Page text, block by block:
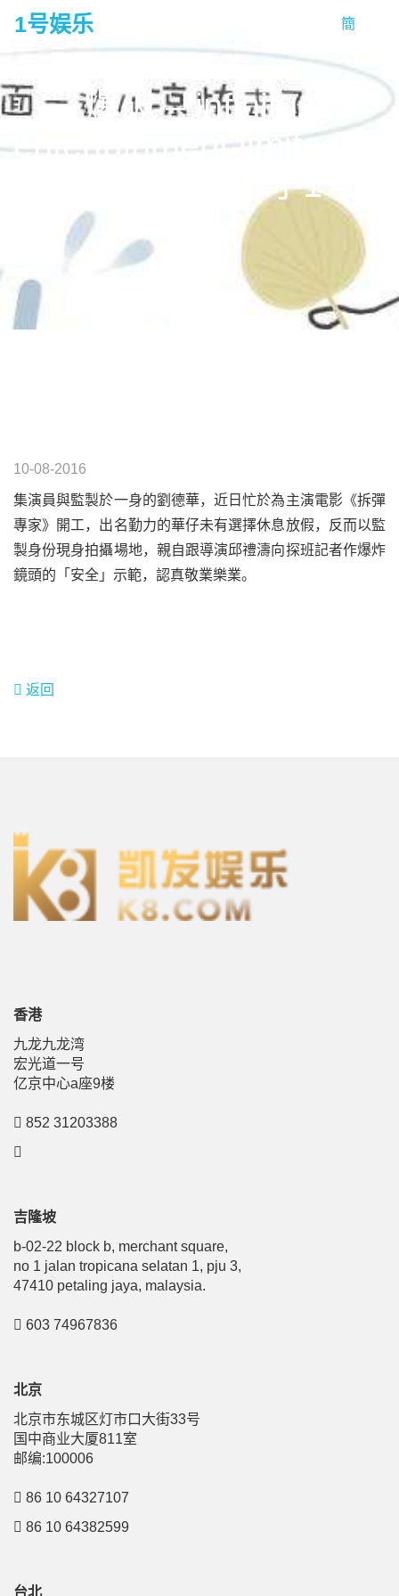
1号娱乐 簡
爆破 – infinitus
entertainment limited 梦
造者娱乐有限公司-1号娱
10-08-2016
集演員與監製於一身的劉德華，近日忙於為主演電影《拆彈
專家》開工，出名勤力的華仔未有選擇休息放假，反而以監
製身份現身拍攝場地，親自跟導演邱禮濤向探班記者作爆炸
鏡頭的「安全」示範，認真敬業樂業。
返回
香港
九龙九龙湾
宏光道一号
亿京中心a座9楼
852 31203388
吉隆坡
b-02-22 block b, merchant square,
no 1 jalan tropicana selatan 1, pju 3,
47410 petaling jaya, malaysia.
603 74967836
北京
北京市东城区灯市口大街33号
国中商业大厦811室
邮编:100006
86 10 64327107
86 10 64382599
台北